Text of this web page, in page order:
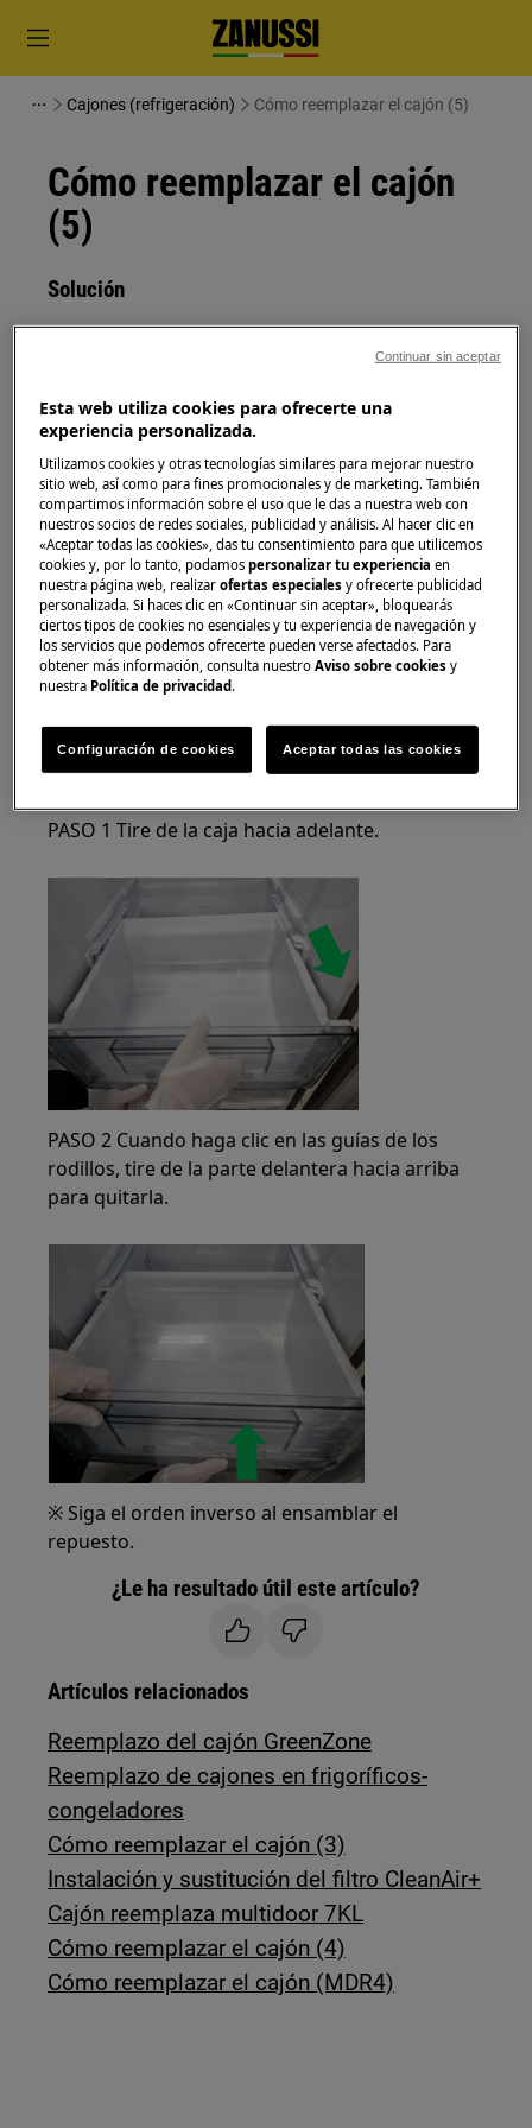
Cajones (refrigeración) Cómo reemplazar el cajón (5)
Cómo reemplazar el cajón
(5)
Solución
Antes de cualquier operación de mantenimiento,
apague el aparato y desconecte el enchufe de red de
Siempre tenga cuidado al mover electrodomésticos,
para electrodomésticos pesados son necesarias dos
personas para moverlos.
Utilice siempre guantes de seguridad y calzado
cerrado.
Tenga en cuenta que la autoreparación o la
reparación no profesional pueden tener
consecuencias para la seguridad si no se realizan
Cestas del compartimento del congelador y
PASO 1 Tire de la caja hacia adelante.
PASO 2 Cuando haga clic en las guías de los
rodillos, tire de la parte delantera hacia arriba
para quitarla.
※ Siga el orden inverso al ensamblar el
repuesto.
¿Le ha resultado útil este artículo?
Artículos relacionados
Reemplazo del cajón GreenZone
Reemplazo de cajones en frigoríficos-
congeladores
Cómo reemplazar el cajón (3)
Instalación y sustitución del filtro CleanAir+
Cajón reemplaza multidoor 7KL
Cómo reemplazar el cajón (4)
Cómo reemplazar el cajón (MDR4)
Esta web utiliza cookies para ofrecerte una
experiencia personalizada.
Utilizamos cookies y otras tecnologías similares para mejorar nuestro
sitio web, así como para fines promocionales y de marketing. También
compartimos información sobre el uso que le das a nuestra web con
nuestros socios de redes sociales, publicidad y análisis. Al hacer clic en
«Aceptar todas las cookies», das tu consentimiento para que utilicemos
cookies y, por lo tanto, podamospersonalizar tu experienciaen
nuestra página web, realizarofertas especiales y ofrecerte publicidad
personalizada. Si haces clic en «Continuar sin aceptar», bloquearás
ciertos tipos de cookies no esenciales y tu experiencia de navegación y
los servicios que podemos ofrecerte pueden verse afectados. Para
obtener más información, consulta nuestroAviso sobre cookies y
nuestra Política de privacidad.
Configuración de cookies Aceptar todas las cookies
Continuar sin aceptar